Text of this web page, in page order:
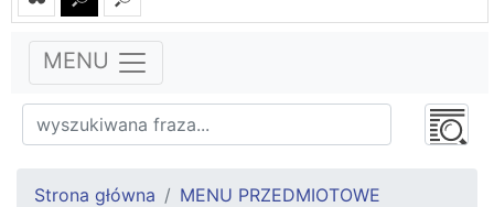
MENU
Strona główna
MENU PRZEDMIOTOWE